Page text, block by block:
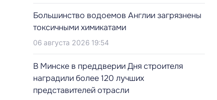
Большинство водоемов Англии загрязнены
токсичными химикатами
06 августа 2026 19:54
В Минске в преддверии Дня строителя
наградили более 120 лучших
представителей отрасли